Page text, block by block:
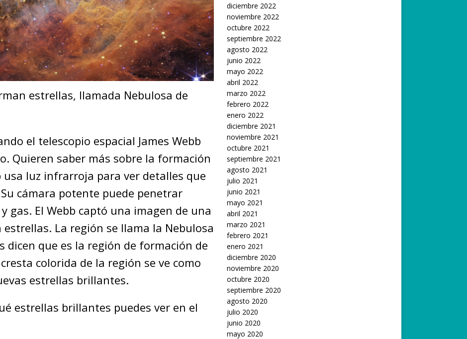
estrellas, llamada Nebulosa de
el telescopio espacial James Webb
Quieren saber más sobre la formación
usa luz infrarroja para ver detalles que
cámara potente puede penetrar
gas. El Webb captó una imagen de una
La región se llama la Nebulosa
dicen que es la región de formación de
colorida de la región se ve como
estrellas brillantes.
estrellas brillantes puedes ver en el
diciembre 2022
noviembre 2022
octubre 2022
septiembre 2022
agosto 2022
junio 2022
mayo 2022
abril 2022
marzo 2022
febrero 2022
enero 2022
diciembre 2021
noviembre 2021
octubre 2021
septiembre 2021
agosto 2021
julio 2021
junio 2021
mayo 2021
abril 2021
marzo 2021
febrero 2021
enero 2021
diciembre 2020
noviembre 2020
octubre 2020
septiembre 2020
agosto 2020
julio 2020
junio 2020
mayo 2020